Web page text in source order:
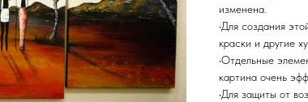
изменена.
•Для создания
краски и другие
•Отдельные
картина очень
•Для защиты от